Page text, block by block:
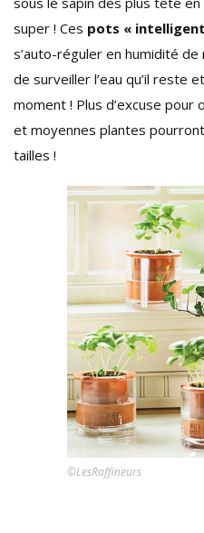
super ! Ces pots «
s’auto-réguler en humidité
de surveiller l’eau qu’il reste
moment ! Plus d’excuse
et moyennes plantes
tailles !
©LesRaffineurs